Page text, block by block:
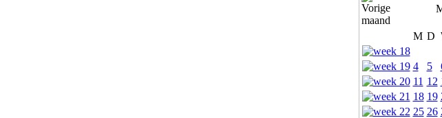
M D
4
5
11 12
18 19
25 26